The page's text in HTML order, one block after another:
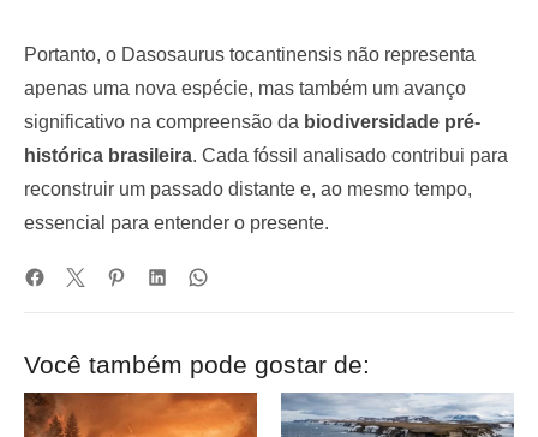
Portanto, o Dasosaurus tocantinensis não representa
apenas uma nova espécie, mas também um avanço
significativo na compreensão da biodiversidade pré-
histórica brasileira. Cada fóssil analisado contribui para
reconstruir um passado distante e, ao mesmo tempo,
essencial para entender o presente.
Você também pode gostar de: